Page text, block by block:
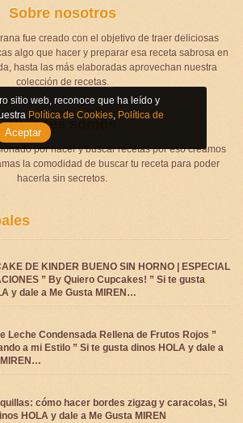
Sobre nosotros
fue creado con el objetivo de traer deliciosas
algo que hacer y preparar esa receta sabrosa en
hasta las más elaboradas aprovechan nuestra
colección de recetas.
Quienes somos
por hacer y buscar recetas por eso creamos
la comodidad de buscar tu receta para poder
hacerla sin secretos.
DE KINDER BUENO SIN HORNO | ESPECIAL
” By Quiero Cupcakes! ” Si te gusta
y dale a Me Gusta MIREN…
Leche Condensada Rellena de Frutos Rojos ”
a mi Estilo ” Si te gusta dinos HOLA y dale a
cómo hacer bordes zigzag y caracolas, Si
HOLA y dale a Me Gusta MIREN
sitio web, reconoce que ha leído y
Política de Cookies, Política de
Aceptar